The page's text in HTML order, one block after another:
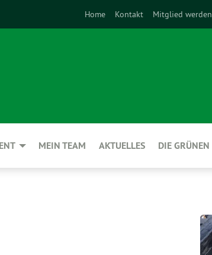
Home Kontakt Mitglied werden
MEIN TEAM AKTUELLES DIE GRÜNEN